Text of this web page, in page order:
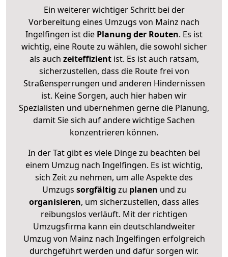
Ein weiterer wichtiger Schritt bei der
Vorbereitung eines Umzugs von Mainz nach
Ingelfingen ist die Planung der Routen. Es ist
wichtig, eine Route zu wählen, die sowohl sicher
als auch zeiteffizientist. Es ist auch ratsam,
sicherzustellen, dass die Route frei von
Straßensperrungen und anderen Hindernissen
ist. Keine Sorgen, auch hier haben wir
Spezialisten und übernehmen gerne die Planung,
damit Sie sich auf andere wichtige Sachen
konzentrieren können.
In der Tat gibt es viele Dinge zu beachten bei
einem Umzug nach Ingelfingen. Es ist wichtig,
sich Zeit zu nehmen, um alle Aspekte des
Umzugs sorgfältig zu planen und zu
organisieren, um sicherzustellen, dass alles
reibungslos verläuft. Mit der richtigen
Umzugsfirma kann ein deutschlandweiter
Umzug von Mainz nach Ingelfingen erfolgreich
durchgeführt werden und dafür sorgen wir.